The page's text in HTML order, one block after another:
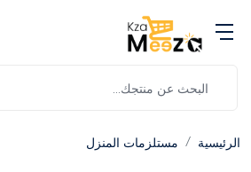
الرئيسية مستلزمات المنزل